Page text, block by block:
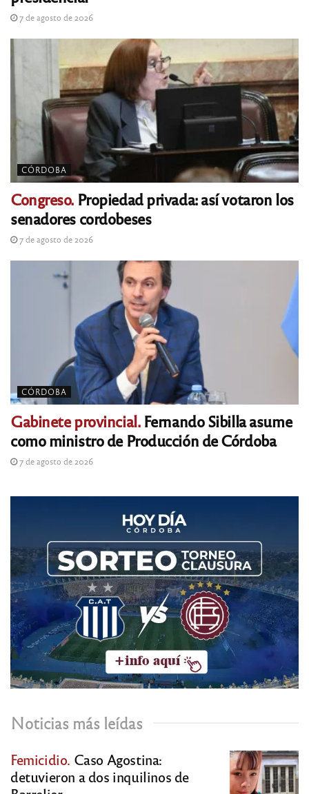
7 de agosto de 2026
CÓRDOBA
Congreso. Propiedad privada: así votaron los
senadores cordobeses
7 de agosto de 2026
CÓRDOBA
Gabinete provincial.Fernando Sibilla asume
como ministro de Producción de Córdoba
7 de agosto de 2026
Noticias más leídas
Femicidio. Caso Agostina:
detuvieron a dos inquilinos de